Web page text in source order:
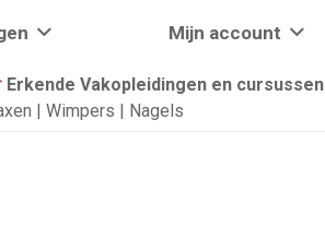
Mijn account
Erkende Vakopleidingen en cursussen
| Wimpers | Nagels